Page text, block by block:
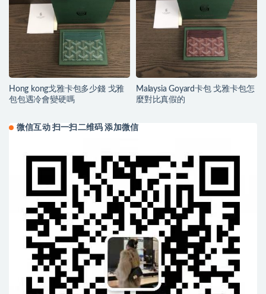
Hong kong戈雅卡包多少錢 戈雅
包包遇冷會變硬嗎
Malaysia Goyard卡包 戈雅卡包怎
麼對比真假的
微信互动 扫一扫二维码 添加微信